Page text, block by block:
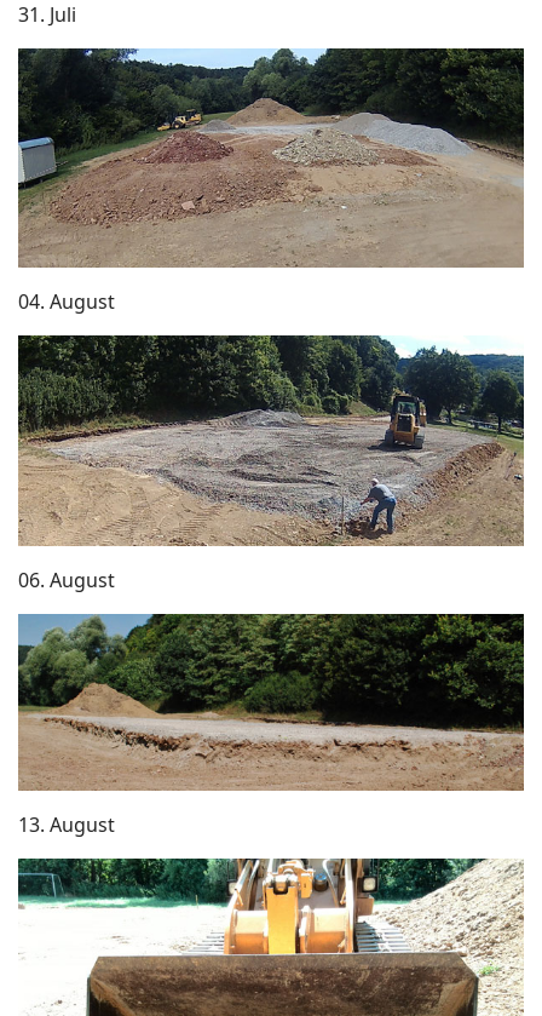
31. Juli
04. August
06. August
13. August